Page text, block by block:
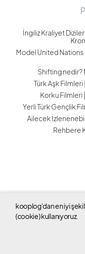
İngiliz Kraliyet
Model United Nations
Shifting nedir?
Türk Aşk
Korku Filmleri
Yerli Türk Gençlik
Ailecek
Rehbere
Tüm
kooplog'dan en iyi
(cookie) kullanıyoruz.